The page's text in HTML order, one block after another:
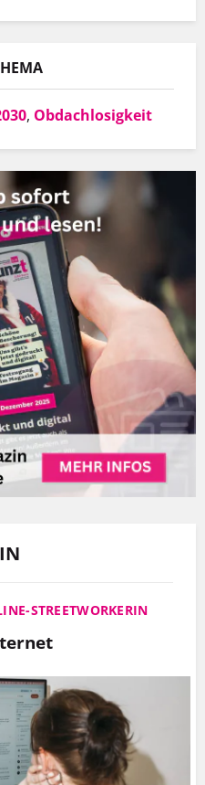
, Obdachlosigkeit
STREETWORKERIN